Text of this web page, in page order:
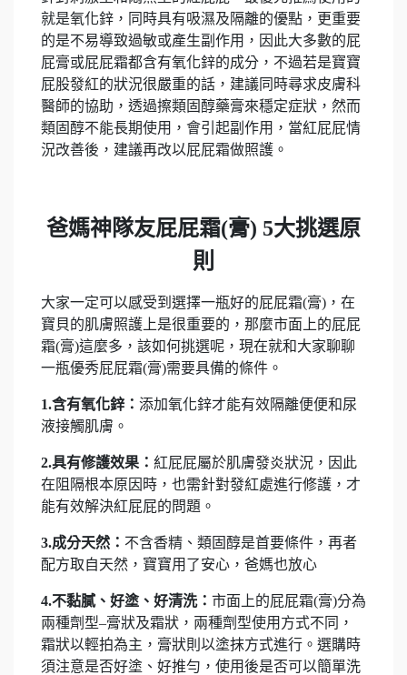
就是氧化鋅，同時具有吸濕及隔離的優點，更重要
的是不易導致過敏或產生副作用，因此大多數的屁
屁膏或屁屁霜都含有氧化鋅的成分，不過若是寶寶
屁股發紅的狀況很嚴重的話，建議同時尋求皮膚科
醫師的協助，透過擦類固醇藥膏來穩定症狀，然而
類固醇不能長期使用，會引起副作用，當紅屁屁情
況改善後，建議再改以屁屁霜做照護。
爸媽神隊友屁屁霜(膏) 5大挑選原
則
大家一定可以感受到選擇一瓶好的屁屁霜(膏)，在
寶貝的肌膚照護上是很重要的，那麼市面上的屁屁
霜(膏)這麼多，該如何挑選呢，現在就和大家聊聊
一瓶優秀屁屁霜(膏)需要具備的條件。
1.含有氧化鋅： 添加氧化鋅才能有效隔離便便和尿
液接觸肌膚。
2.具有修護效果： 紅屁屁屬於肌膚發炎狀況，因此
在阻隔根本原因時，也需針對發紅處進行修護，才
能有效解決紅屁屁的問題。
3.成分天然： 不含香精、類固醇是首要條件，再者
配方取自天然，寶寶用了安心，爸媽也放心
4.不黏膩、好塗、好清洗： 市面上的屁屁霜(膏)分為
兩種劑型–膏狀及霜狀，兩種劑型使用方式不同，
霜狀以輕拍為主，膏狀則以塗抹方式進行。選購時
須注意是否好塗、好推勻，使用後是否可以簡單洗